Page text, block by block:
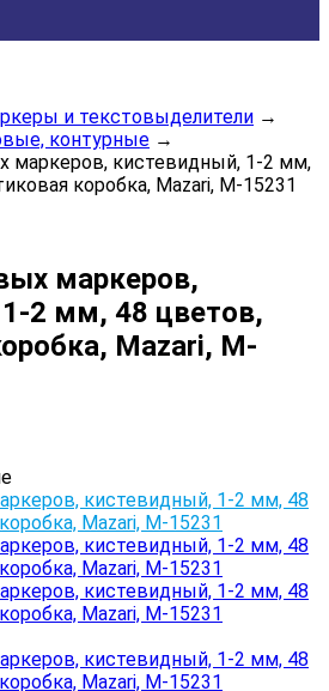
и текстовыделители →
контурные →
маркеров, кистевидный, 1-2 мм,
коробка, Mazari, M-15231
маркеров,
2 мм, 48 цветов,
Mazari, M-